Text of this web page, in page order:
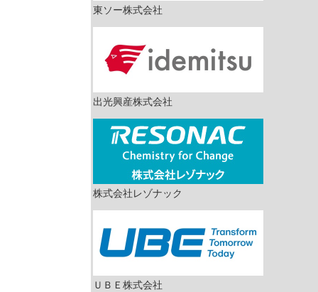
東ソー株式会社
出光興産株式会社
株式会社レゾナック
ＵＢＥ株式会社